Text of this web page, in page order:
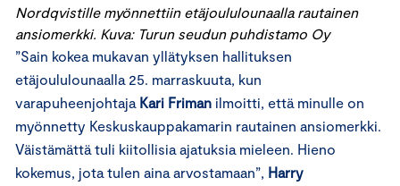
Nordqvistille myönnettiin etäjoululounaalla rautainen
ansiomerkki. Kuva: Turun seudun puhdistamo Oy
”Sain kokea mukavan yllätyksen hallituksen
etäjoululounaalla 25. marraskuuta, kun
varapuheenjohtaja Kari Friman ilmoitti, että minulle on
myönnetty Keskuskauppakamarin rautainen ansiomerkki.
Väistämättä tuli kiitollisia ajatuksia mieleen. Hieno
kokemus, jota tulen aina arvostamaan”, Harry